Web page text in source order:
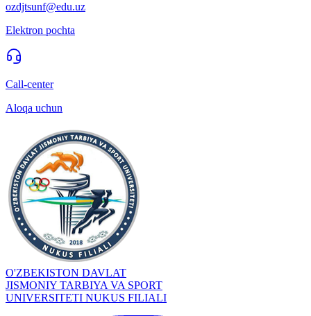
ozdjtsunf@edu.uz
Elektron pochta
Call-center
Aloqa uchun
O'ZBEKISTON DAVLAT
JISMONIY TARBIYA VA SPORT
UNIVERSITETI NUKUS FILIALI